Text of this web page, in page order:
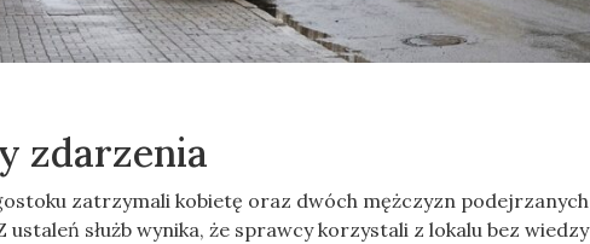
zdarzenia
zatrzymali kobietę oraz dwóch mężczyzn
służb wynika, że sprawcy korzystali z lokalu bez